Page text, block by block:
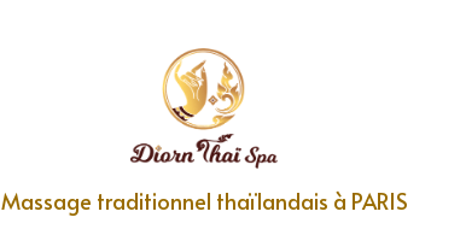
Massage traditionnel thaïlandais à PARIS
Massage traditionnel thaïlandais à PARIS